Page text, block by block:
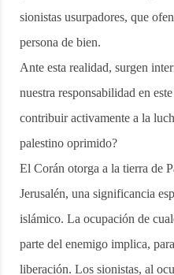
sionistas usurpadores, que
persona de bien.
Ante esta realidad, surgen
nuestra responsabilidad en
contribuir activamente a la
palestino oprimido?
El Corán otorga a la tierra de
Jerusalén, una significancia
islámico. La ocupación de
parte del enemigo implica,
liberación. Los sionistas, al